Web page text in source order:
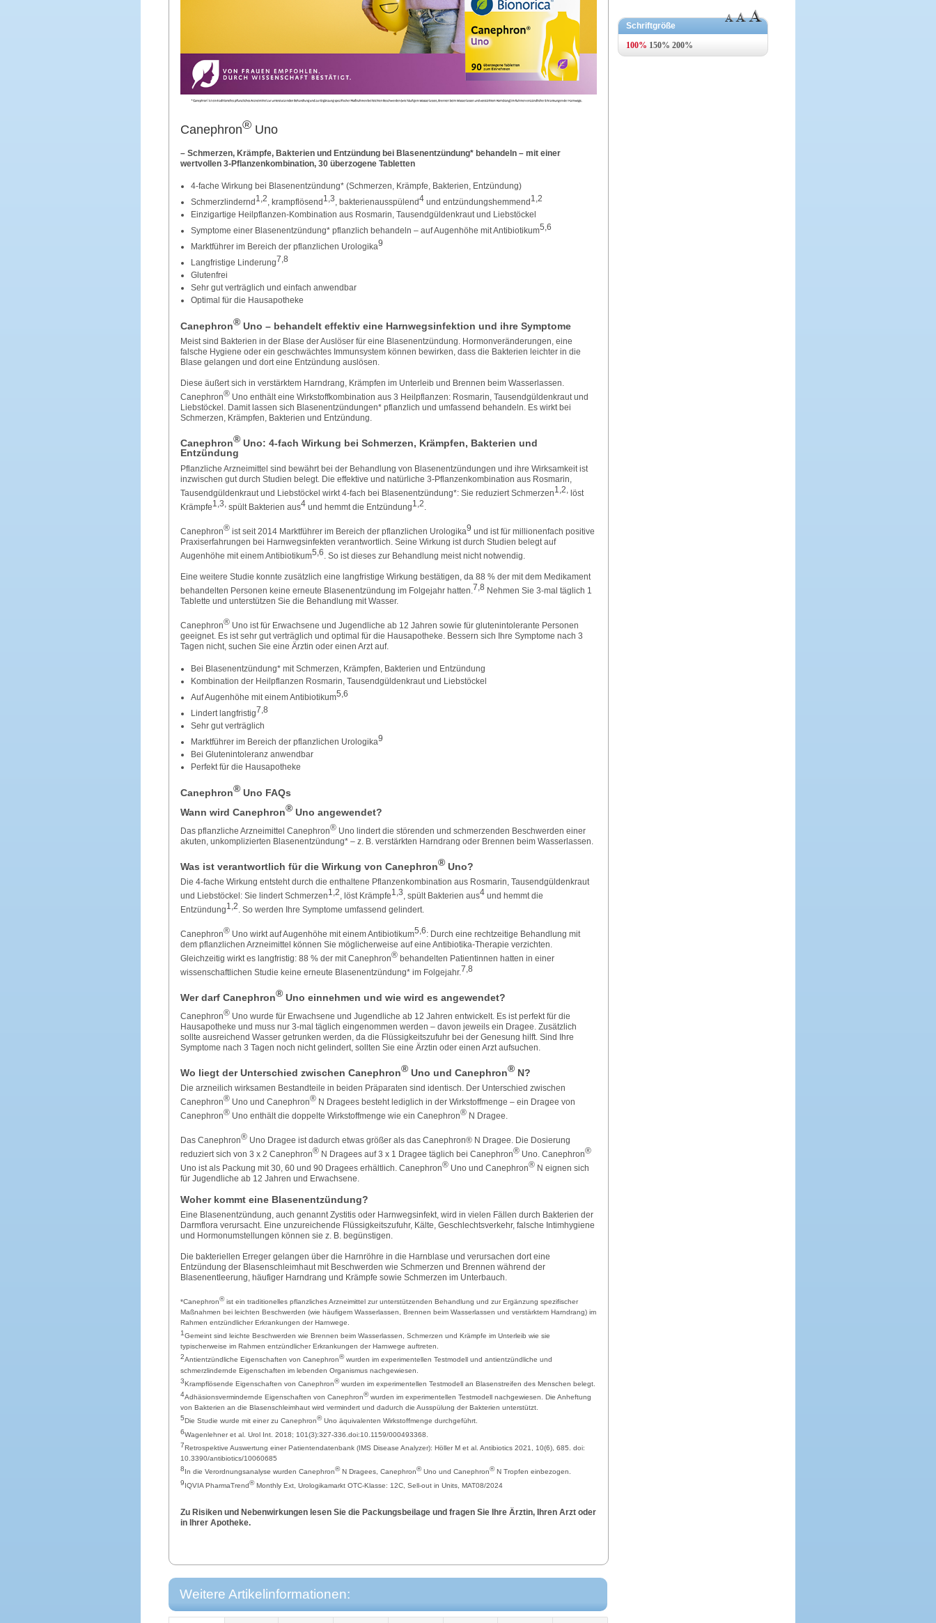
Canephron®Uno
– Schmerzen, Krämpfe, Bakterien und Entzündung bei Blasenentzündung* behandeln – mit einer
wertvollen 3-Pflanzenkombination, 30 überzogene Tabletten
4-fache Wirkung bei Blasenentzündung* (Schmerzen, Krämpfe, Bakterien, Entzündung)
Schmerzlindernd1,2 , krampflösend1,3 , bakterienausspülend4und entzündungshemmend1,2
Einzigartige Heilpflanzen-Kombination aus Rosmarin, Tausendgüldenkraut und Liebstöckel
Symptome einer Blasenentzündung* pflanzlich behandeln – auf Augenhöhe mit Antibiotikum5,6
Marktführer im Bereich der pflanzlichen Urologika9
Langfristige Linderung7,8
Glutenfrei
Sehr gut verträglich und einfach anwendbar
Optimal für die Hausapotheke
Canephron®Uno – behandelt effektiv eine Harnwegsinfektion und ihre Symptome
Meist sind Bakterien in der Blase der Auslöser für eine Blasenentzündung. Hormonveränderungen, eine
falsche Hygiene oder ein geschwächtes Immunsystem können bewirken, dass die Bakterien leichter in die
Blase gelangen und dort eine Entzündung auslösen.
Diese äußert sich in verstärktem Harndrang, Krämpfen im Unterleib und Brennen beim Wasserlassen.
Canephron®Uno enthält eine Wirkstoffkombination aus 3 Heilpflanzen: Rosmarin, Tausendgüldenkraut und
Liebstöckel. Damit lassen sich Blasenentzündungen* pflanzlich und umfassend behandeln. Es wirkt bei
Schmerzen, Krämpfen, Bakterien und Entzündung.
Canephron®Uno: 4-fach Wirkung bei Schmerzen, Krämpfen, Bakterien und
Entzündung
Pflanzliche Arzneimittel sind bewährt bei der Behandlung von Blasenentzündungen und ihre Wirksamkeit ist
inzwischen gut durch Studien belegt. Die effektive und natürliche 3-Pflanzenkombination aus Rosmarin,
Tausendgüldenkraut und Liebstöckel wirkt 4-fach bei Blasenentzündung*: Sie reduziert Schmerzen1,2, löst
Krämpfe1,3, spült Bakterien aus4und hemmt die Entzündung1,2
Canephron®ist seit 2014 Marktführer im Bereich der pflanzlichen Urologika9 und ist für millionenfach positive
Praxiserfahrungen bei Harnwegsinfekten verantwortlich. Seine Wirkung ist durch Studien belegt auf
Augenhöhe mit einem Antibiotikum5,6 . So ist dieses zur Behandlung meist nicht notwendig.
Eine weitere Studie konnte zusätzlich eine langfristige Wirkung bestätigen, da 88 % der mit dem Medikament
behandelten Personen keine erneute Blasenentzündung im Folgejahr hatten. 7,8 Nehmen Sie 3-mal täglich 1
Tablette und unterstützen Sie die Behandlung mit Wasser.
Canephron®Uno ist für Erwachsene und Jugendliche ab 12 Jahren sowie für glutenintolerante Personen
geeignet. Es ist sehr gut verträglich und optimal für die Hausapotheke. Bessern sich Ihre Symptome nach 3
Tagen nicht, suchen Sie eine Ärztin oder einen Arzt auf.
Bei Blasenentzündung* mit Schmerzen, Krämpfen, Bakterien und Entzündung
Kombination der Heilpflanzen Rosmarin, Tausendgüldenkraut und Liebstöckel
Auf Augenhöhe mit einem Antibiotikum5,6
Lindert langfristig7,8
Sehr gut verträglich
Marktführer im Bereich der pflanzlichen Urologika9
Bei Glutenintoleranz anwendbar
Perfekt für die Hausapotheke
Canephron®Uno FAQs
Wann wird Canephron®Uno angewendet?
Das pflanzliche Arzneimittel Canephron®Uno lindert die störenden und schmerzenden Beschwerden einer
akuten, unkomplizierten Blasenentzündung* – z. B. verstärkten Harndrang oder Brennen beim Wasserlassen.
Was ist verantwortlich für die Wirkung von Canephron®Uno?
Die 4-fache Wirkung entsteht durch die enthaltene Pflanzenkombination aus Rosmarin, Tausendgüldenkraut
und Liebstöckel: Sie lindert Schmerzen1,2 , löst Krämpfe1,3 , spült Bakterien aus4und hemmt die
Entzündung1,2 . So werden Ihre Symptome umfassend gelindert.
Canephron®Uno wirkt auf Augenhöhe mit einem Antibiotikum5,6: Durch eine rechtzeitige Behandlung mit
dem pflanzlichen Arzneimittel können Sie möglicherweise auf eine Antibiotika-Therapie verzichten.
Gleichzeitig wirkt es langfristig: 88 % der mit Canephron®behandelten Patientinnen hatten in einer
wissenschaftlichen Studie keine erneute Blasenentzündung* im Folgejahr.7,8
Wer darf Canephron®Uno einnehmen und wie wird es angewendet?
Canephron®Uno wurde für Erwachsene und Jugendliche ab 12 Jahren entwickelt. Es ist perfekt für die
Hausapotheke und muss nur 3-mal täglich eingenommen werden – davon jeweils ein Dragee. Zusätzlich
sollte ausreichend Wasser getrunken werden, da die Flüssigkeitszufuhr bei der Genesung hilft. Sind Ihre
Symptome nach 3 Tagen noch nicht gelindert, sollten Sie eine Ärztin oder einen Arzt aufsuchen.
Wo liegt der Unterschied zwischen Canephron®Uno und Canephron®N?
Die arzneilich wirksamen Bestandteile in beiden Präparaten sind identisch. Der Unterschied zwischen
Canephron®Uno und Canephron®N Dragees besteht lediglich in der Wirkstoffmenge – ein Dragee von
Canephron®Uno enthält die doppelte Wirkstoffmenge wie ein Canephron®N Dragee.
Das Canephron®Uno Dragee ist dadurch etwas größer als das Canephron® N Dragee. Die Dosierung
reduziert sich von 3 x 2 Canephron®N Dragees auf 3 x 1 Dragee täglich bei Canephron®Uno. Canephron®
Uno ist als Packung mit 30, 60 und 90 Dragees erhältlich. Canephron®Uno und Canephron®N eignen sich
für Jugendliche ab 12 Jahren und Erwachsene.
Woher kommt eine Blasenentzündung?
Eine Blasenentzündung, auch genannt Zystitis oder Harnwegsinfekt, wird in vielen Fällen durch Bakterien der
Darmflora verursacht. Eine unzureichende Flüssigkeitszufuhr, Kälte, Geschlechtsverkehr, falsche Intimhygiene
und Hormonumstellungen können sie z. B. begünstigen.
Die bakteriellen Erreger gelangen über die Harnröhre in die Harnblase und verursachen dort eine
Entzündung der Blasenschleimhaut mit Beschwerden wie Schmerzen und Brennen während der
Blasenentleerung, häufiger Harndrang und Krämpfe sowie Schmerzen im Unterbauch.
*Canephron®ist ein traditionelles pflanzliches Arzneimittel zur unterstützenden Behandlung und zur Ergänzung spezifischer
Maßnahmen bei leichten Beschwerden (wie häufigem Wasserlassen, Brennen beim Wasserlassen und verstärktem Harndrang) im
Rahmen entzündlicher Erkrankungen der Harnwege.
1Gemeint sind leichte Beschwerden wie Brennen beim Wasserlassen, Schmerzen und Krämpfe im Unterleib wie sie
typischerweise im Rahmen entzündlicher Erkrankungen der Harnwege auftreten.
2Antientzündliche Eigenschaften von Canephron®wurden im experimentellen Testmodell und antientzündliche und
schmerzlindernde Eigenschaften im lebenden Organismus nachgewiesen.
3Krampflösende Eigenschaften von Canephron®wurden im experimentellen Testmodell an Blasenstreifen des Menschen belegt.
4Adhäsionsvermindernde Eigenschaften von Canephron®wurden im experimentellen Testmodell nachgewiesen. Die Anheftung
von Bakterien an die Blasenschleimhaut wird vermindert und dadurch die Ausspülung der Bakterien unterstützt.
5Die Studie wurde mit einer zu Canephron®Uno äquivalenten Wirkstoffmenge durchgeführt.
6Wagenlehner et al. Urol Int. 2018; 101(3):327-336.doi:10.1159/000493368.
7Retrospektive Auswertung einer Patientendatenbank (IMS Disease Analyzer): Höller M et al. Antibiotics 2021, 10(6), 685. doi:
10.3390/antibiotics/10060685
8 In die Verordnungsanalyse wurden Canephron®N Dragees, Canephron®Uno und Canephron®N Tropfen einbezogen.
9IQVIA PharmaTrend®Monthly Ext, Urologikamarkt OTC-Klasse: 12C, Sell-out in Units, MAT08/2024
Zu Risiken und Nebenwirkungen lesen Sie die Packungsbeilage und fragen Sie Ihre Ärztin, Ihren Arzt oder
in Ihrer Apotheke.
Weitere Artikelinformationen:
Schriftgröße